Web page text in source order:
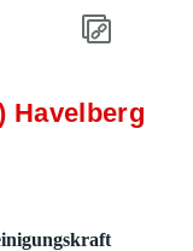
Havelberg